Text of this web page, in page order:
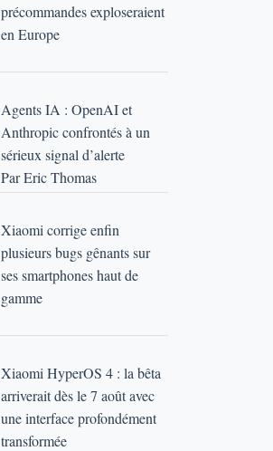
précommandes exploseraient
en Europe
Agents IA : OpenAI et
Anthropic confrontés à un
sérieux signal d’alerte
Par Eric Thomas
Xiaomi corrige enfin
plusieurs bugs gênants sur
ses smartphones haut de
gamme
Xiaomi HyperOS 4 : la bêta
arriverait dès le 7 août avec
une interface profondément
transformée